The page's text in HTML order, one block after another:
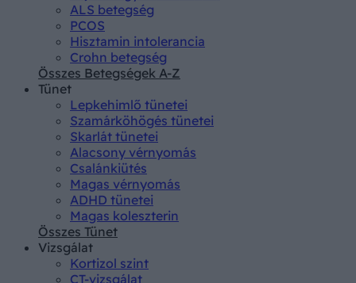
ALS betegség
PCOS
Hisztamin intolerancia
Crohn betegség
Összes Betegségek A-Z
Tünet
Lepkehimlő tünetei
Szamárköhögés tünetei
Skarlát tünetei
Alacsony vérnyomás
Csalánkiütés
Magas vérnyomás
ADHD tünetei
Magas koleszterin
Összes Tünet
Vizsgálat
Kortizol szint
CT-vizsgálat